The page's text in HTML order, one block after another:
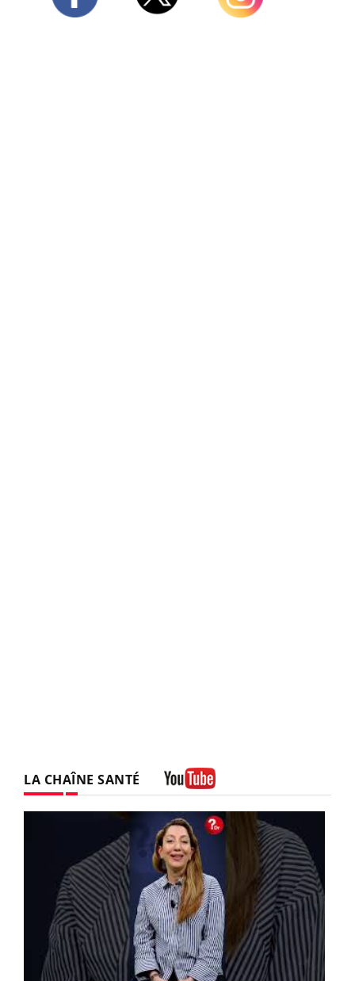
LA CHAÎNE SANTÉ